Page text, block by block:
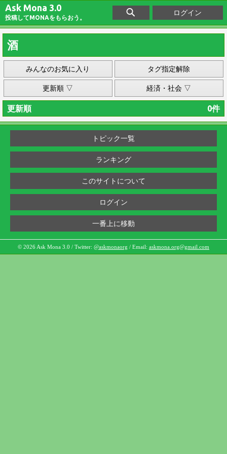
Ask Mona 3.0
投稿してMONAをもらおう。
ログイン
酒
みんなのお気に入り タグ指定解除
更新順 ▽ 経済・社会 ▽
更新順 0件
トピック一覧
ランキング
このサイトについて
ログイン
一番上に移動
© 2026 Ask Mona 3.0 / Twitter: @askmonaorg / Email: askmona.org@gmail.com